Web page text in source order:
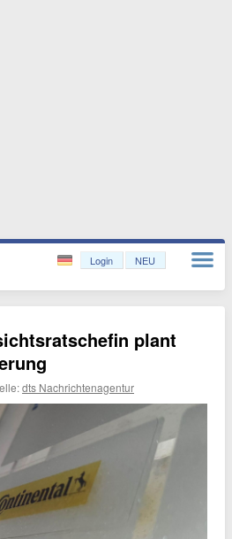
Login NEU
plant
dts Nachrichtenagentur